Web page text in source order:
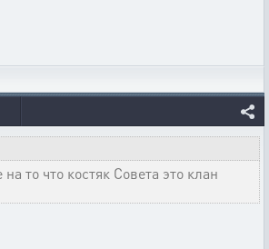
то что костяк Совета это клан